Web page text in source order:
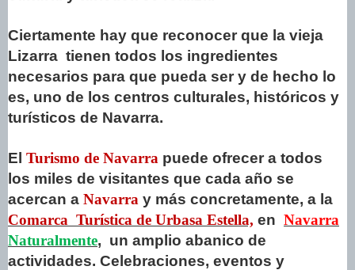
Ciertamente hay que reconocer que la vieja
Lizarra tienen todos los ingredientes
necesarios para que pueda ser y de hecho lo
es, uno de los centros culturales, históricos y
turísticos de Navarra.
El Turismo de Navarra puede ofrecer a todos
los miles de visitantes que cada año se
acercan a Navarra y más concretamente, a la
Comarca Turística de Urbasa Estella, en Navarra
Naturalmente, un amplio abanico de
actividades. Celebraciones, eventos y